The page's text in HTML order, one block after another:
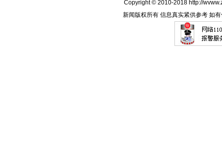
Copyright © 2010-2018 http://
新闻版权所有 信息真实紧供参考 如